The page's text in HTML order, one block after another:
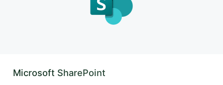
Microsoft SharePoint